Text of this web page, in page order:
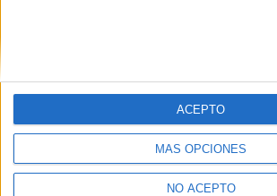
MÁS OPCIONES
NO ACEPTO
ACEPTO
en gran canaria hay mucha limitacion en
estudios,pero no has pensado en hacerlo
en la privincia de cadiz puedes hacerlo en
real y trebujena
Inicio Inicia sesiónoregístratepara